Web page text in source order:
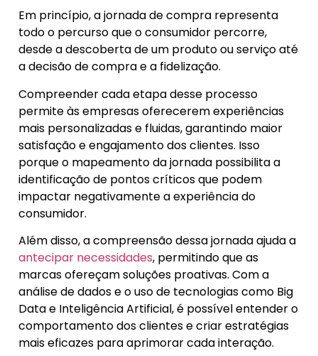
Em princípio, a jornada de compra representa
todo o percurso que o consumidor percorre,
desde a descoberta de um produto ou serviço até
a decisão de compra e a fidelização.
Compreender cada etapa desse processo
permite às empresas oferecerem experiências
mais personalizadas e fluidas, garantindo maior
satisfação e engajamento dos clientes. Isso
porque o mapeamento da jornada possibilita a
identificação de pontos críticos que podem
impactar negativamente a experiência do
consumidor.
Além disso, a compreensão dessa jornada ajuda a
antecipar necessidades, permitindo que as
marcas ofereçam soluções proativas. Com a
análise de dados e o uso de tecnologias como Big
Data e Inteligência Artificial, é possível entender o
comportamento dos clientes e criar estratégias
mais eficazes para aprimorar cada interação.